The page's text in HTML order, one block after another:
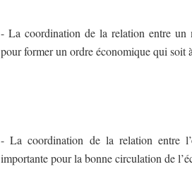
- La coordination de la relation entre un
pour former un ordre économique qui soit
- La coordination de la relation entre
importante pour la bonne circulation de